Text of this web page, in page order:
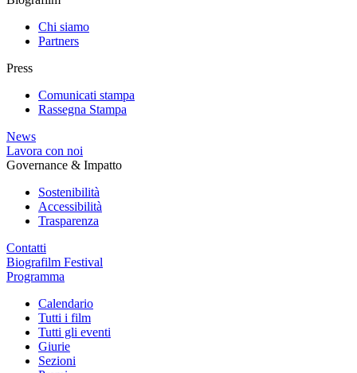
Chi siamo
Partners
Press
Comunicati stampa
Rassegna Stampa
News
Lavora con noi
Governance & Impatto
Sostenibilità
Accessibilità
Trasparenza
Contatti
Biografilm Festival
Programma
Calendario
Tutti i film
Tutti gli eventi
Giurie
Sezioni